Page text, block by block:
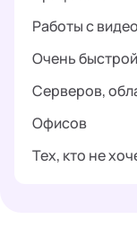
Работы с
Очень
Серверов,
Офисов
Тех, кто не